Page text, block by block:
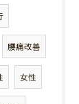
腰痛改善
女性